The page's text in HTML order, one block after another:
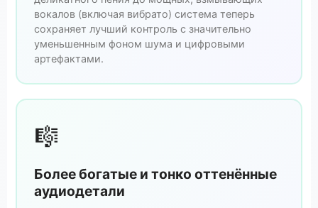
вокалов (включая вибрато) система теперь
сохраняет лучший контроль с значительно
уменьшенным фоном шума и цифровыми
артефактами.
🎼
Более богатые и тонко оттенённые
аудиодетали